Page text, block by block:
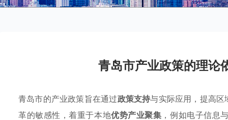
青岛市产业政策的理论
青岛市的产业政策旨在通过政策支持与实际应用，提高
革的敏感性，着重于本地优势产业聚集 ，例如电子信息